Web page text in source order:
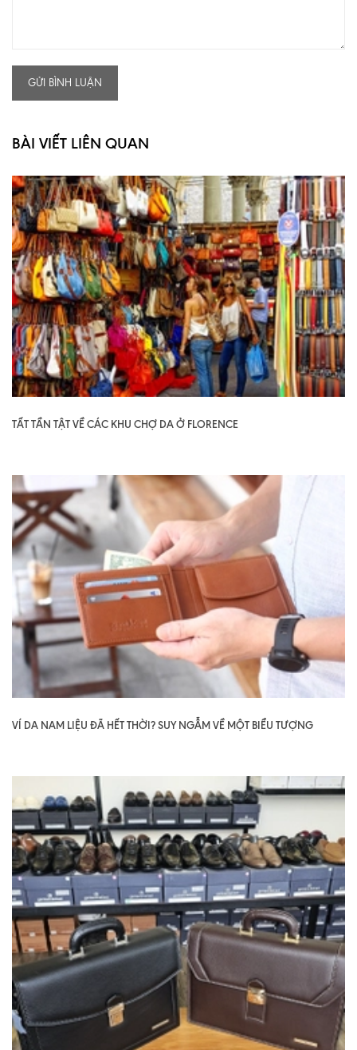
GỬI BÌNH LUẬN
BÀI VIẾT LIÊN QUAN
TẤT TẦN TẬT VỀ CÁC KHU CHỢ DA Ở FLORENCE
VÍ DA NAM LIỆU ĐÃ HẾT THỜI? SUY NGẪM VỀ MỘT BIỂU TƯỢNG